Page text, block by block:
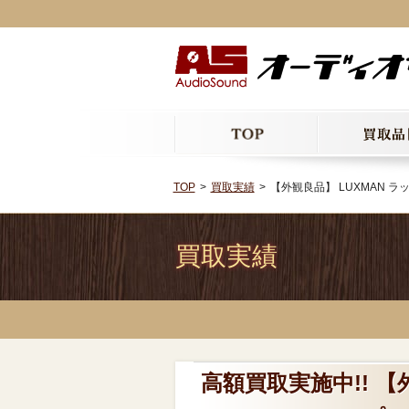
TOP 買取実績 【外観良品】 LUXMAN ラ
買取実績
高額買取実施中!! 【